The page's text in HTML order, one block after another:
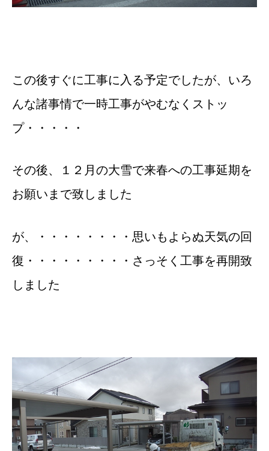
この後すぐに工事に入る予定でしたが、いろ
んな諸事情で一時工事がやむなくストッ
プ・・・・・
その後、１２月の大雪で来春への工事延期を
お願いまで致しました
が、・・・・・・・・思いもよらぬ天気の回
復・・・・・・・・・さっそく工事を再開致
しました